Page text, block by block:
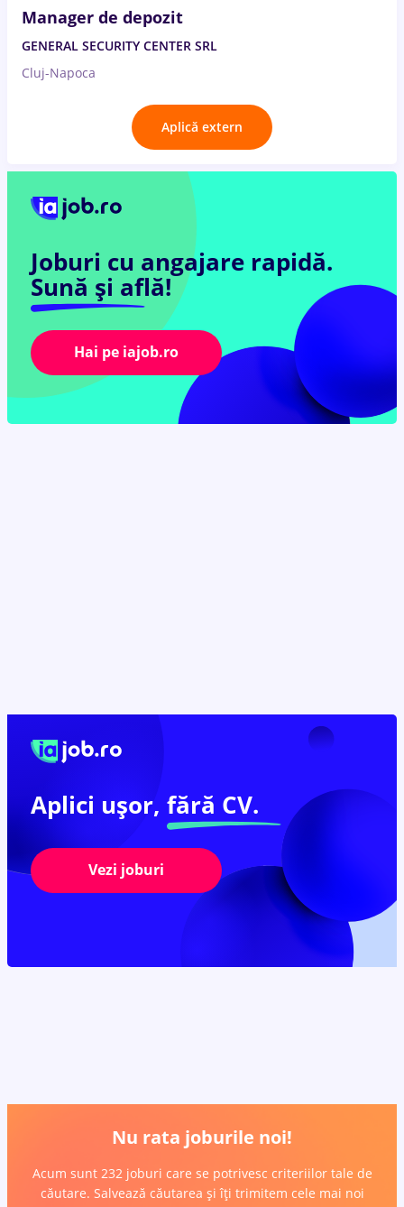
Manager de depozit
GENERAL SECURITY CENTER SRL
Cluj-Napoca
Aplică extern
Joburi cu angajare rapidă.
Sună și află!
Hai pe iajob.ro
Aplici ușor, fără CV.
Vezi joburi
Nu rata joburile noi!
Acum sunt 232 joburi care se potrivesc criteriilor tale de
căutare. Salvează căutarea și îți trimitem cele mai noi